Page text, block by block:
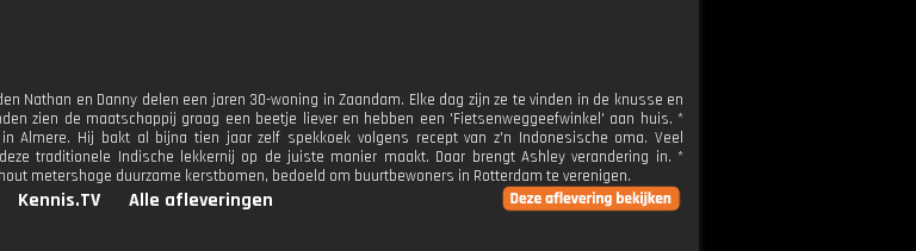
Nathan en Danny delen een jaren 30-woning in Zaandam. Elke dag zijn ze te vinden in de knusse en
zien de maatschappij graag een beetje liever en hebben een 'Fietsenweggeefwinkel' aan huis. *
Almere. Hij bakt al bijna tien jaar zelf spekkoek volgens recept van z'n Indonesische oma. Veel
traditionele Indische lekkernij op de juiste manier maakt. Daar brengt Ashley verandering in. *
metershoge duurzame kerstbomen, bedoeld om buurtbewoners in Rotterdam te verenigen.
Kennis.TV Alle afleveringen